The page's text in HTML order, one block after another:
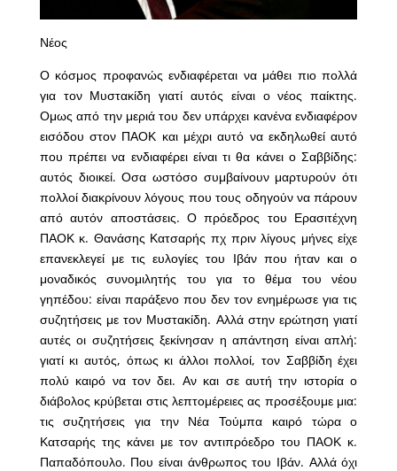
Νέος
Ο κόσμος προφανώς ενδιαφέρεται να μάθει πιο πολλά
για τον Μυστακίδη γιατί αυτός είναι ο νέος παίκτης.
Ομως από την μεριά του δεν υπάρχει κανένα ενδιαφέρον
εισόδου στον ΠΑΟΚ και μέχρι αυτό να εκδηλωθεί αυτό
που πρέπει να ενδιαφέρει είναι τι θα κάνει ο Σαββίδης:
αυτός διοικεί. Οσα ωστόσο συμβαίνουν μαρτυρούν ότι
πολλοί διακρίνουν λόγους που τους οδηγούν να πάρουν
από αυτόν αποστάσεις. Ο πρόεδρος του Ερασιτέχνη
ΠΑΟΚ κ. Θανάσης Κατσαρής πχ πριν λίγους μήνες είχε
επανεκλεγεί με τις ευλογίες του Ιβάν που ήταν και ο
μοναδικός συνομιλητής του για το θέμα του νέου
γηπέδου: είναι παράξενο που δεν τον ενημέρωσε για τις
συζητήσεις με τον Μυστακίδη. Αλλά στην ερώτηση γιατί
αυτές οι συζητήσεις ξεκίνησαν η απάντηση είναι απλή:
γιατί κι αυτός, όπως κι άλλοι πολλοί, τον Σαββίδη έχει
πολύ καιρό να τον δει. Αν και σε αυτή την ιστορία ο
διάβολος κρύβεται στις λεπτομέρειες ας προσέξουμε μια:
τις συζητήσεις για την Νέα Τούμπα καιρό τώρα ο
Κατσαρής της κάνει με τον αντιπρόεδρο του ΠΑΟΚ κ.
Παπαδόπουλο. Που είναι άνθρωπος του Ιβάν. Αλλά όχι